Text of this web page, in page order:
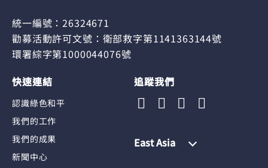
統一編號：26324671
勸募活動許可文號：衛部救字第1141363144號
環署綜字第1000044076號
快速連結
認識綠色和平
我們的工作
我們的成果
新聞中心
追蹤我們
East Asia